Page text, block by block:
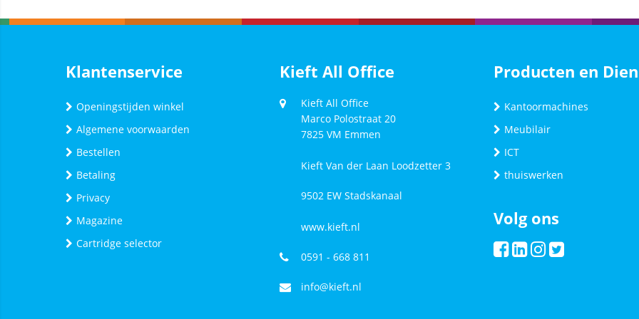
Klantenservice
Openingstijden winkel
Algemene voorwaarden
Bestellen
Betaling
Privacy
Magazine
Cartridge selector
Kieft All Office
Kieft All Office
Marco Polostraat 20
7825 VM Emmen
Kieft Van der Laan Loodzetter 3
9502 EW Stadskanaal
www.kieft.nl
0591 - 668 811
info@kieft.nl
Producten en
Kantoormachines
Meubilair
ICT
thuiswerken
Volg ons